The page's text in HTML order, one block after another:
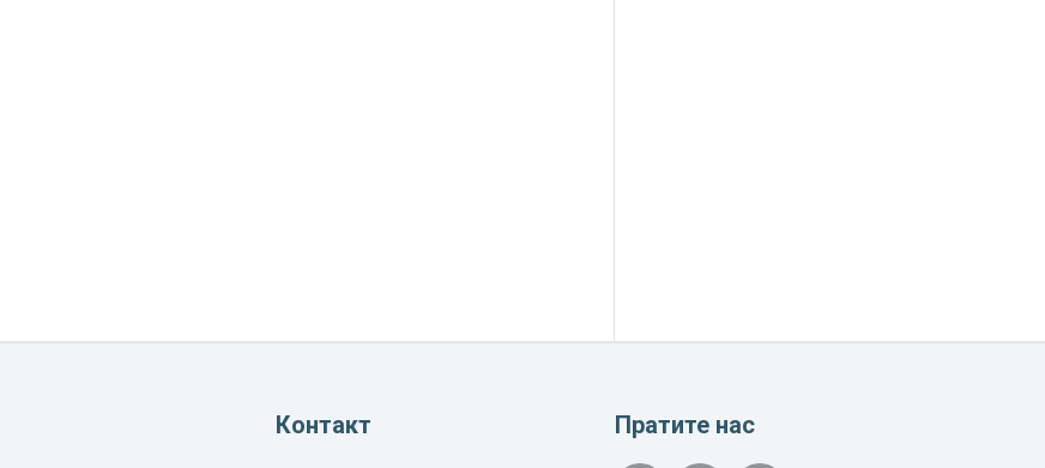
Контакт Пратите нас